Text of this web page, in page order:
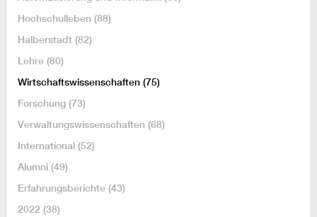
Hochschulleben (88)
Halberstadt (82)
Lehre (80)
Wirtschaftswissenschaften (75)
Forschung (73)
Verwaltungswissenschaften (68)
International (52)
Alumni (49)
Erfahrungsberichte (43)
2022 (38)